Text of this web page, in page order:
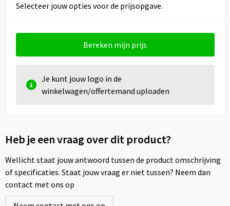
Selecteer jouw opties voor de prijsopgave.
Bereken mijn prijs
Je kunt jouw logo in de
winkelwagen/offertemand uploaden
Heb je een vraag over dit product?
Wellicht staat jouw antwoord tussen de product omschrijving
of specificaties. Staat jouw vraag er niet tussen? Neem dan
contact met ons op